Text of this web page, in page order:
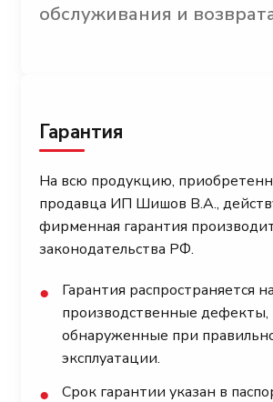
обслуживания и
Гарантия
На всю продукцию,
продавца ИП Шишов В.А.,
фирменная гарантия
законодательства РФ.
●
Гарантия распространяется на
производственные дефекты,
обнаруженные при
эксплуатации.
● Срок гарантии указан в